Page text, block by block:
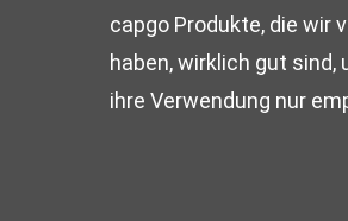
capgo Produkte, die wir
haben, wirklich gut sind,
ihre Verwendung nur